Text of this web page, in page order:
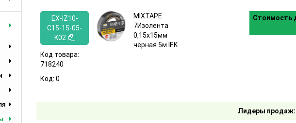
EX-IZ10-
C15-15-05-
K02
Код товара:
718240
Код: 0
MIXTAPE
7Изолента
0,15х15мм
черная 5м IEK
Стоимость
Лидеры продаж: